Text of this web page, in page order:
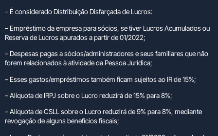
– É considerado Distribuição Disfarçada de Lucros:
– Empréstimo da empresa para sócios, se tiver Lucros Acumulados ou
Reserva de Lucros apurados a partir de 01/2022;
– Despesas pagas a sócios/administradores e seus familiares que não
forem relacionados à atividade da Pessoa Jurídica;
– Esses gastos/empréstimos também ficam sujeitos ao IR de 15%;
– Alíquota de IRPJ sobre o Lucro reduzirá de 15% para 8%;
– Alíquota de CSLL sobre o Lucro reduzirá de 9% para 8%, mediante
revogação de alguns benefícios fiscais;